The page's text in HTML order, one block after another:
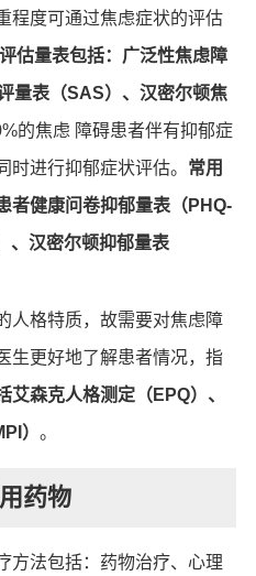
程度可通过焦虑症状的评估
估量表包括：广泛性焦虑障
量表（SAS）、汉密尔顿焦
的焦虑 障碍患者伴有抑郁症
进行抑郁症状评估。 常用
者健康问卷抑郁量表（PHQ-
、汉密尔顿抑郁量表
人格特质，故需要对焦虑障
生更好地了解患者情况，指
艾森克人格测定（EPQ）、
） 。
药物
方法包括：药物治疗、心理